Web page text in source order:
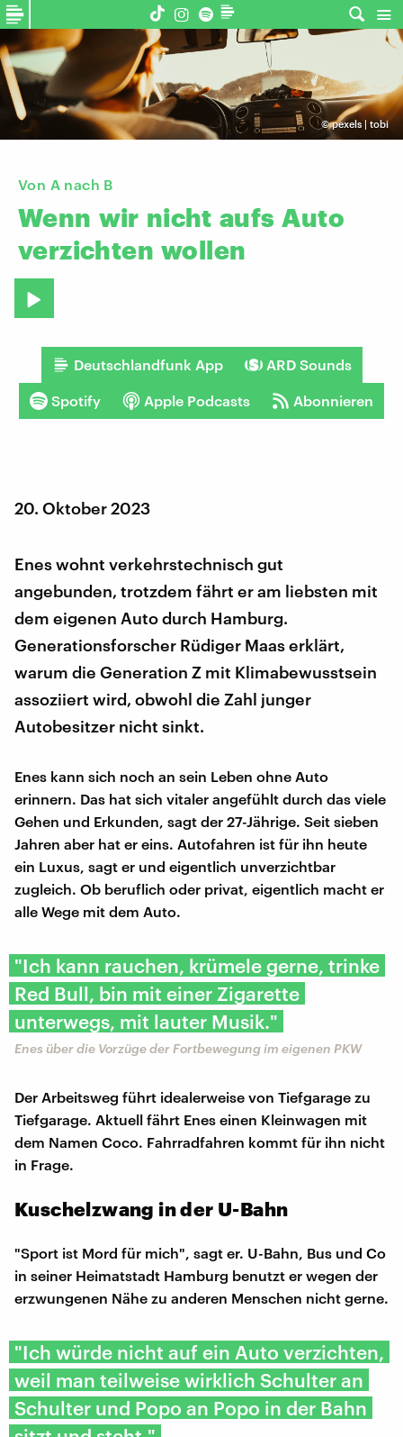
©pexels | tobi
Von A nach B
Wenn wir nicht aufs Auto
verzichten wollen
Deutschlandfunk App ARD Sounds
Spotify Apple Podcasts Abonnieren
20. Oktober 2023
Enes wohnt verkehrstechnisch gut
angebunden, trotzdem fährt er am liebsten mit
dem eigenen Auto durch Hamburg.
Generationsforscher Rüdiger Maas erklärt,
warum die Generation Z mit Klimabewusstsein
assoziiert wird, obwohl die Zahl junger
Autobesitzer nicht sinkt.
Enes kann sich noch an sein Leben ohne Auto
erinnern. Das hat sich vitaler angefühlt durch das viele
Gehen und Erkunden, sagt der 27-Jährige. Seit sieben
Jahren aber hat er eins. Autofahren ist für ihn heute
ein Luxus, sagt er und eigentlich unverzichtbar
zugleich. Ob beruflich oder privat, eigentlich macht er
alle Wege mit dem Auto.
"Ich kann rauchen, krümele gerne, trinke
Red Bull, bin mit einer Zigarette
unterwegs, mit lauter Musik."
Enes über die Vorzüge der Fortbewegung im eigenen PKW
Der Arbeitsweg führt idealerweise von Tiefgarage zu
Tiefgarage. Aktuell fährt Enes einen Kleinwagen mit
dem Namen Coco. Fahrradfahren kommt für ihn nicht
in Frage.
Kuschelzwang in der U-Bahn
"Sport ist Mord für mich", sagt er. U-Bahn, Bus und Co
in seiner Heimatstadt Hamburg benutzt er wegen der
erzwungenen Nähe zu anderen Menschen nicht gerne.
"Ich würde nicht auf ein Auto verzichten,
weil man teilweise wirklich Schulter an
Schulter und Popo an Popo in der Bahn